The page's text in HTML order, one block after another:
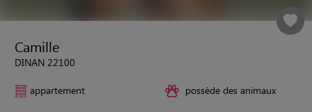
Camille
DINAN 22100
appartement possède des animaux